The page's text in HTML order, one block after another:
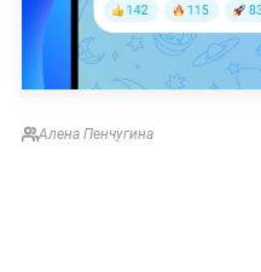
Алена Пенчугина